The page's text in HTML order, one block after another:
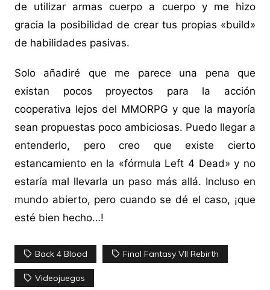
de utilizar armas cuerpo a cuerpo y me hizo
gracia la posibilidad de crear tus propias «build»
de habilidades pasivas.
Solo añadiré que me parece una pena que
existan pocos proyectos para la acción
cooperativa lejos del MMORPG y que la mayoría
sean propuestas poco ambiciosas. Puedo llegar a
entenderlo, pero creo que existe cierto
estancamiento en la «fórmula Left 4 Dead» y no
estaría mal llevarla un paso más allá. Incluso en
mundo abierto, pero cuando se dé el caso, ¡que
esté bien hecho…!
Back 4 Blood Final Fantasy VII Rebirth
Videojuegos